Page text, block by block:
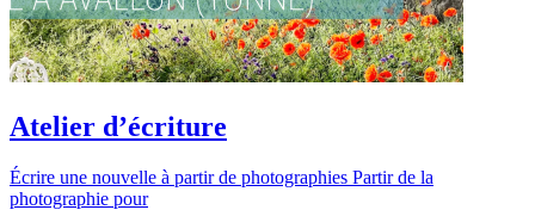
Atelier d’écriture
Écrire une nouvelle à partir de photographies Partir de la
photographie pour